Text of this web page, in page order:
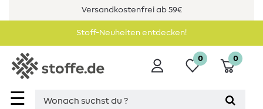
Versandkostenfrei ab 59€
Stoff-Neuheiten entdecken!
☰
0 0